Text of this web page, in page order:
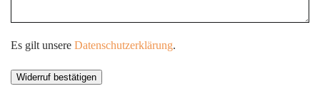
Es gilt unsere Datenschutzerklärung.
Widerruf bestätigen